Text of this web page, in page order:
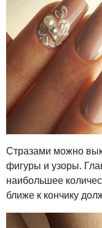
Стразами можно
фигуры и узоры.
наибольшее
ближе к кончику